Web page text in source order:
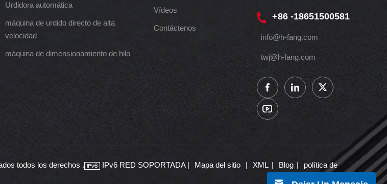
Urdidora automática
máquina de urdido directo de alta
velocidad
máquina de dimensionamiento de hilo
Vídeos
Contáctenos
+86 -18651500581
info@h-fang.com
twj@h-fang.com
todos los derechos . IPv6 RED SOPORTADA | Mapa del sitio | XML | Blog |
política de